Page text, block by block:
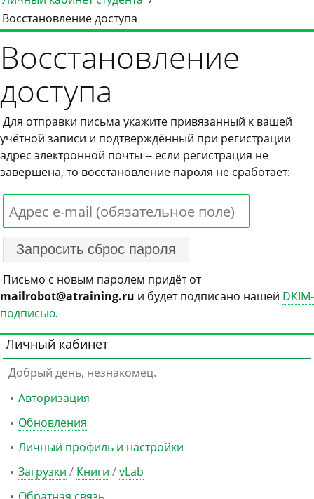
Восстановление доступа
Восстановление
доступа
Для отправки письма укажите привязанный к вашей
учётной записи и подтверждённый при регистрации
адрес электронной почты -- если регистрация не
завершена, то восстановление пароля не сработает:
Письмо с новым паролем придёт от
mailrobot@atraining.ru и будет подписано нашей DKIM-
подписью.
Личный кабинет
Добрый день, незнакомец.
Авторизация
Обновления
Личный профиль и настройки
Загрузки / Книги /vLab